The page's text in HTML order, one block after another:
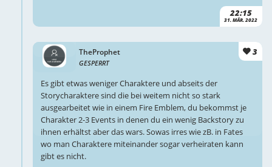
22:15
31. MÄR. 2022
TheProphet
GESPERRT
3
Es gibt etwas weniger Charaktere und abseits der
Storycharaktere sind die bei weitem nicht so stark
ausgearbeitet wie in einem Fire Emblem, du bekommst je
Charakter 2-3 Events in denen du ein wenig Backstory zu
ihnen erhältst aber das wars. Sowas irres wie zB. in Fates
wo man Charaktere miteinander sogar verheiraten kann
gibt es nicht.